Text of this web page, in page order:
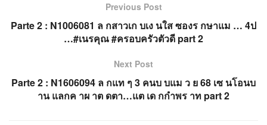
Previous Post
Parte 2 : N1006081 ล กสาวเก บเง นใส ซองร กษาแม … 4ป
…#เนรคุณ #ครอบครัวตัวดี part 2
Next Post
Parte 2 : N1606094 ล กแท ๆ 3 คนบ บแม ว ย 68 เซ นโอนบ
าน แลกค าผ าต ดตา…แต เด กกำพร าท part 2